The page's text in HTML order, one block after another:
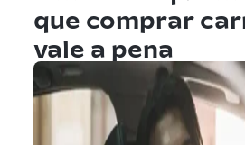
que comprar
vale a pena